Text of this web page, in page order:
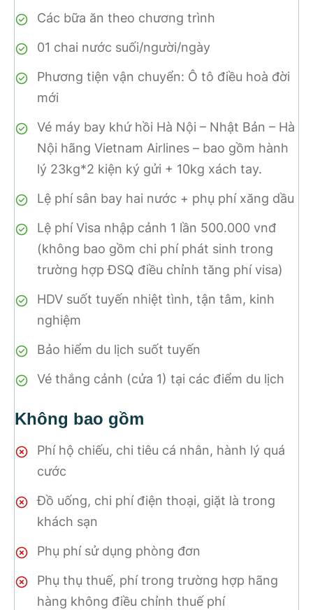
Các bữa ăn theo chương trình
01 chai nước suối/người/ngày
Phương tiện vận chuyển: Ô tô điều hoà đời
mới
Vé máy bay khứ hồi Hà Nội – Nhật Bản – Hà
Nội hãng Vietnam Airlines – bao gồm hành
lý 23kg*2 kiện ký gửi + 10kg xách tay.
Lệ phí sân bay hai nước + phụ phí xăng dầu
Lệ phí Visa nhập cảnh 1 lần 500.000 vnđ
(không bao gồm chi phí phát sinh trong
trường hợp ĐSQ điều chỉnh tăng phí visa)
HDV suốt tuyến nhiệt tình, tận tâm, kinh
nghiệm
Bảo hiểm du lịch suốt tuyến
Vé thắng cảnh (cửa 1) tại các điểm du lịch
Không bao gồm
Phí hộ chiếu, chi tiêu cá nhân, hành lý quá
cước
Đồ uống, chi phí điện thoại, giặt là trong
khách sạn
Phụ phí sử dụng phòng đơn
Phụ thụ thuế, phí trong trường hợp hãng
hàng không điều chỉnh thuế phí